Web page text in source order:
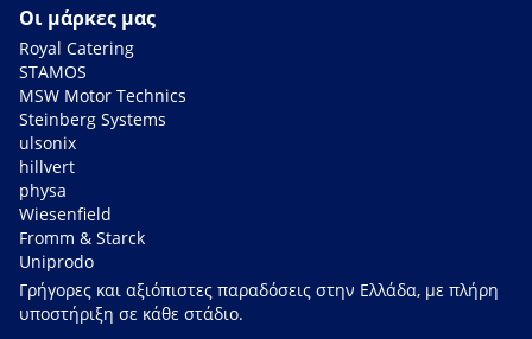
Οι μάρκες μας
Royal Catering
STAMOS
MSW Motor Technics
Steinberg Systems
ulsonix
hillvert
physa
Wiesenfield
Fromm & Starck
Uniprodo
Γρήγορες και αξιόπιστες παραδόσεις στην Ελλάδα, με πλήρη
υποστήριξη σε κάθε στάδιο.